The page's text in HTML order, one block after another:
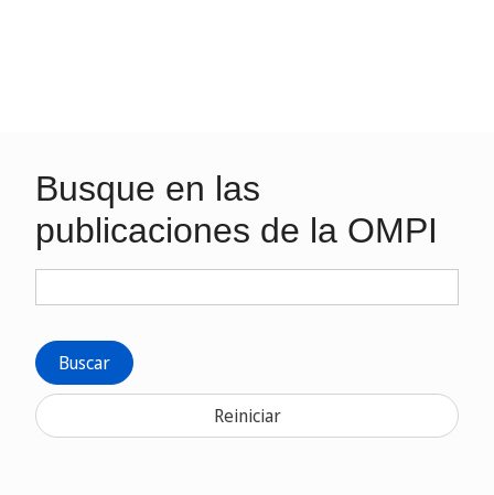
Busque en las
publicaciones de la OMPI
Buscar
Reiniciar